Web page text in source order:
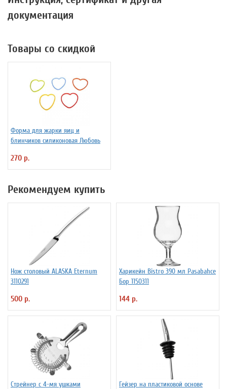
документация
Товары со скидкой
Форма для жарки яиц и
блинчиков силиконовая Любовь
270 р.
Рекомендуем купить
Нож столовый ALASKA Eternum
3110291
500 р.
Харикейн Bistro 390 мл Pasabahce
Бор 1150311
144 р.
Стрейнер с 4-мя ушками
Гейзер на пластиковой основе